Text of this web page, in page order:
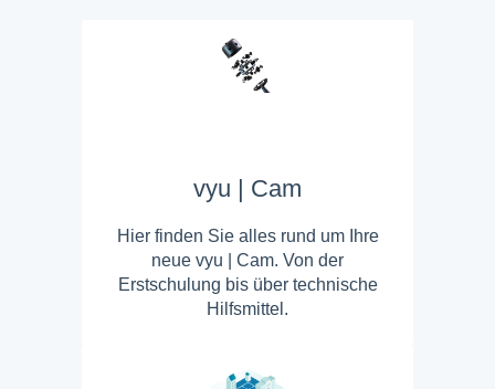
vyu | Cam
Hier finden Sie alles rund um Ihre
neue vyu | Cam. Von der
Erstschulung bis über technische
Hilfsmittel.